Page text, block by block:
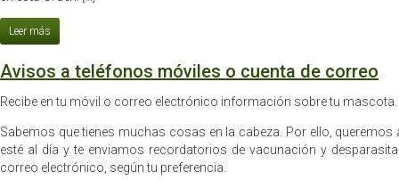
Avisos a teléfonos móviles o cuenta de correo
Recibe en tu móvil o correo electrónico información sobre tu mascota.
Sabemos que tienes muchas cosas en la cabeza. Por ello,
esté al día y te enviamos recordatorios de vacunación y
correo electrónico, según tu preferencia.